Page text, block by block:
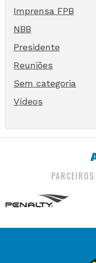
Imprensa FPB
NBB
Presidente
Reuniões
Sem categoria
Vídeos